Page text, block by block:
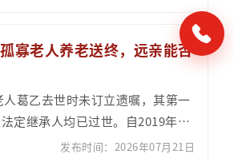
寡老人养老送终，远亲能否
葛乙去世时未订立遗嘱，其第一
定继承人均已过世。自2019年
葛甲夫妇时常上门探望，并在其生
发布时间：2026年07月21日